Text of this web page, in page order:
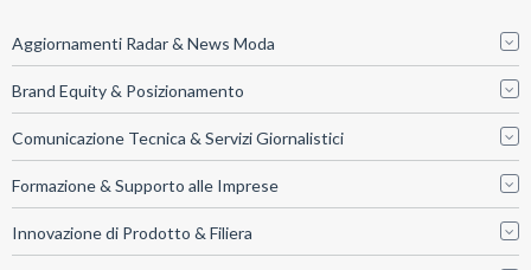
Aggiornamenti Radar & News Moda
Brand Equity & Posizionamento
Comunicazione Tecnica & Servizi Giornalistici
Formazione & Supporto alle Imprese
Innovazione di Prodotto & Filiera